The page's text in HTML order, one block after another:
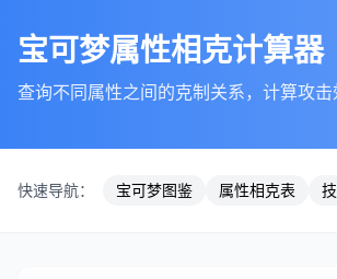
宝可梦属性相克计算器
查询不同属性之间的克制关系，计算攻
快速导航： 宝可梦图鉴 属性相克表